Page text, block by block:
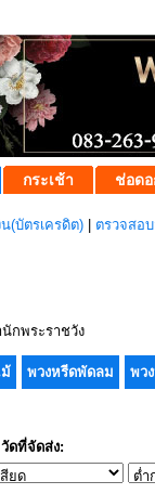
กระเช้า ช่อดอ
น(บัตรเครดิต) ตรวจสอ
กพระราชวัง
พวงหรีดพัดลม พว
วัดที่จัดส่ง: